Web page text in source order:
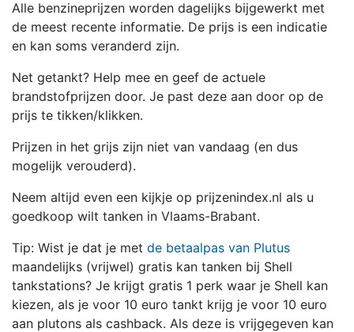
Alle benzineprijzen worden dagelijks bijgewerkt met
de meest recente informatie. De prijs is een indicatie
en kan soms veranderd zijn.
Net getankt? Help mee en geef de actuele
brandstofprijzen door. Je past deze aan door op de
prijs te tikken/klikken.
Prijzen in het grijs zijn niet van vandaag (en dus
mogelijk verouderd).
Neem altijd even een kijkje op prijzenindex.nl als u
goedkoop wilt tanken in Vlaams-Brabant.
Tip: Wist je dat je met de betaalpas van Plutus
maandelijks (vrijwel) gratis kan tanken bij Shell
tankstations? Je krijgt gratis 1 perk waar je Shell kan
kiezen, als je voor 10 euro tankt krijg je voor 10 euro
aan plutons als cashback. Als deze is vrijgegeven kan